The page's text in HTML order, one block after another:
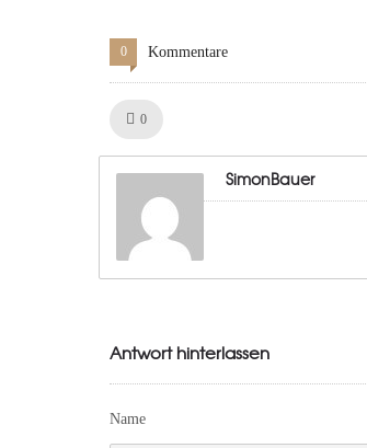
0 Kommentare
0
SimonBauer
Antwort hinterlassen
Name